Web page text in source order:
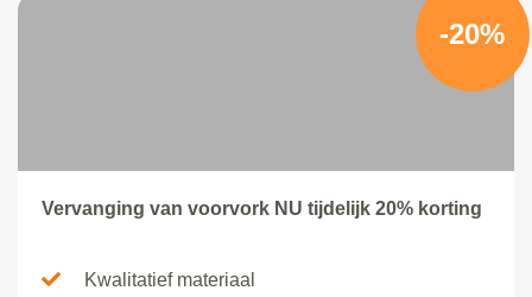
-20%
Vervanging van voorvork NU tijdelijk 20% korting
Kwalitatief materiaal